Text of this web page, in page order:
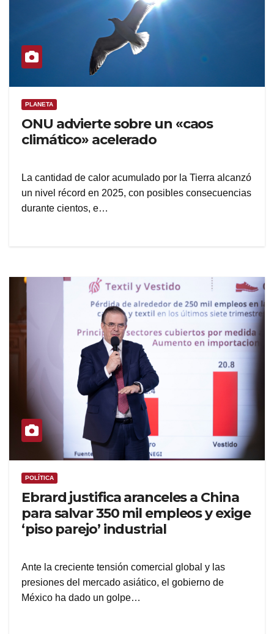
PLANETA
ONU advierte sobre un «caos
climático» acelerado
La cantidad de calor acumulado por la Tierra alcanzó
un nivel récord en 2025, con posibles consecuencias
durante cientos, e…
POLÍTICA
Ebrard justifica aranceles a China
para salvar 350 mil empleos y exige
‘piso parejo’ industrial
Ante la creciente tensión comercial global y las
presiones del mercado asiático, el gobierno de
México ha dado un golpe…